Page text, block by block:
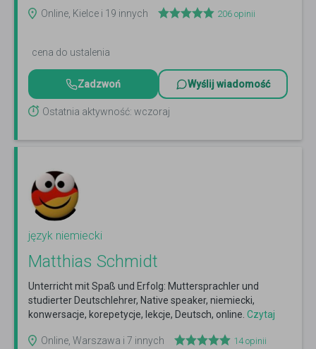
Online, Kielce i 19 innych
206 opinii
cena do ustalenia
Zadzwoń Wyślij wiadomość
Ostatnia aktywność: wczoraj
język niemiecki
Matthias Schmidt
Unterricht mit Spaß und Erfolg: Muttersprachler und
studierter Deutschlehrer, Native speaker, niemiecki,
konwersacje, korepetycje, lekcje, Deutsch, online. Czytaj
Online, Warszawa i 7 innych
14opinii